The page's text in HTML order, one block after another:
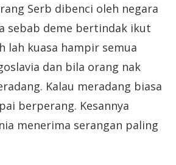
Serb dibenci oleh negara
sebab deme bertindak ikut
lah kuasa hampir semua
dan bila orang nak
Kalau meradang biasa
berperang. Kesannya
menerima serangan paling